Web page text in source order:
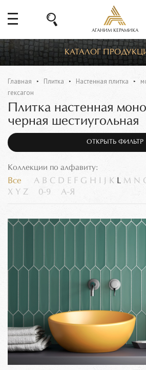
АГАНИМ КЕРАМИКА
КАТАЛОГ
Главная Плитка Настенная плитка
гексагон
Плитка настенная
черная шестиугольная
ОТКРЫТЬ ФИЛЬТР
Коллекции по алфавиту:
Все A B C D E F G H K L M N
X Y Z 0-9 А-Я